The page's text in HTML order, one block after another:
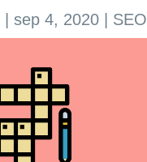
|sep 4, 2020 SEO